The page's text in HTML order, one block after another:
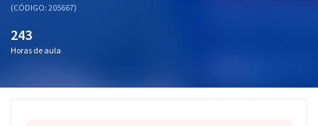
Questões grátis
Conteúdo gratuito
(CÓDIGO: 205667)
243
Horas de aula